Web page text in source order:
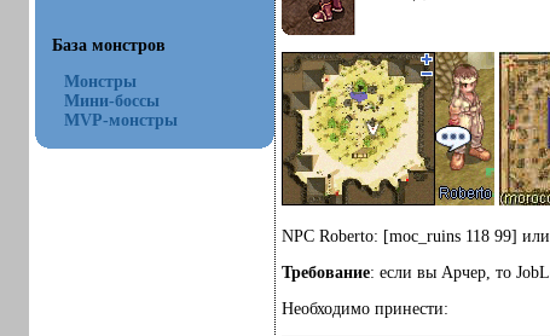
База монстров
Монстры
Мини-боссы
MVP-монстры
NPC Roberto: [moc_ruins 118 99]
Требование: если вы Арчер, то
Необходимо принести: